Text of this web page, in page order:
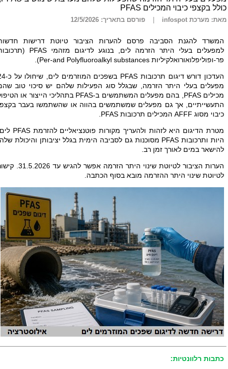
כולל בקצפי כיבוי המכילים PFAS
מאת: מערכת infospot פורסם בתאריך: 12/5/2026
המשרד להגנת הסביבה פרסם להערות הציבור טיוטת דרישות
למפעלים בעלי היתר הזרמה לים, בנוגע לדיגום מזהמי PFAS
פר-ופוליפלואורואלקיליות Per-and Polyfluoroalkyl substances
).
העדכון דורש דיגום תרכובות PFAS
בשפכים המוזרמים
מפעלים בעלי היתר הזרמה, שבגלל סוג הפעילות שלהם יש סיכוי טוב
מכיליםPFAS , בהם מפעלים המשתמשים ב-PFAS בתהליכי הייצור או
התעשייתיים, אך גם מפעלים שמשתמשים בהווה או שהשתמשו בעבר
כיבוי מסוג AFFF המכילים תרכובות PFAS
מטרת הדיגום היא לזהות ולהעריך מקורות פוטנציאליים להזרמתPFAS
היות ותרכובות PFAS מסוכנות גם לסביבה הימית בגלל יציבותן והיכולת
להישאר במים לאורך זמן רב.
הערות הציבור לטיוטת שינוי היתר הזרמה אפשר להגיש עד
לטיוטת שינוי היתר ההזרמה מובא בסוף הכתבה.
כתבות רלוונטיות: